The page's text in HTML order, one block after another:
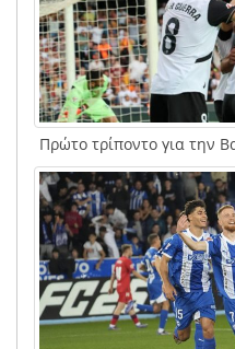
Πρώτο τρίποντο για την